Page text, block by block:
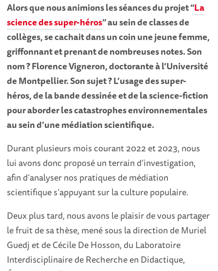
Alors que nous animions les séances du projet “La
science des super-héros” au sein de classes de
collèges, se cachait dans un coin une jeune femme,
griffonnant et prenant de nombreuses notes. Son
nom ? Florence Vigneron, doctorante à l’Université
de Montpellier. Son sujet ? L’usage des super-
héros, de la bande dessinée et de la science-fiction
pour aborder les catastrophes environnementales
au sein d’une médiation scientifique.
Durant plusieurs mois courant 2022 et 2023, nous
lui avons donc proposé un terrain d’investigation,
afin d’analyser nos pratiques de médiation
scientifique s’appuyant sur la culture populaire.
Deux plus tard, nous avons le plaisir de vous partager
le fruit de sa thèse, mené sous la direction de Muriel
Guedj et de Cécile De Hosson, du Laboratoire
Interdisciplinaire de Recherche en Didactique,